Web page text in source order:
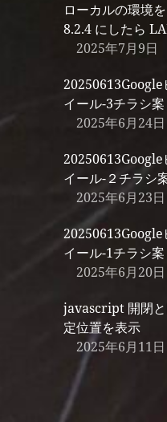
ローカルの環境
8.2.4 にしたら
きないので、
2025年7月9日
20250613Google
イール-3チラシ案
2025年6月24日
20250613Google
イール-２チラシ
2025年6月23日
20250613Google
イール-1チラシ案
2025年6月20日
javascript 開閉
定位置を表示
2025年6月11日